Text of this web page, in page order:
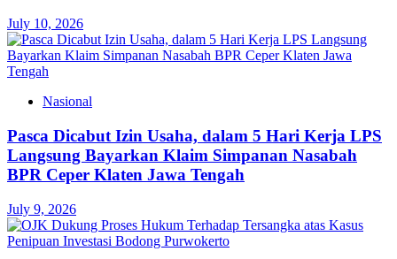
July 10, 2026
Nasional
Pasca Dicabut Izin Usaha, dalam 5 Hari Kerja LPS
Langsung Bayarkan Klaim Simpanan Nasabah
BPR Ceper Klaten Jawa Tengah
July 9, 2026